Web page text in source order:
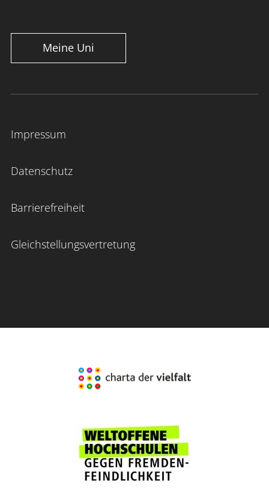
Meine Uni
Impressum
Datenschutz
Barrierefreiheit
Gleichstellungsvertretung